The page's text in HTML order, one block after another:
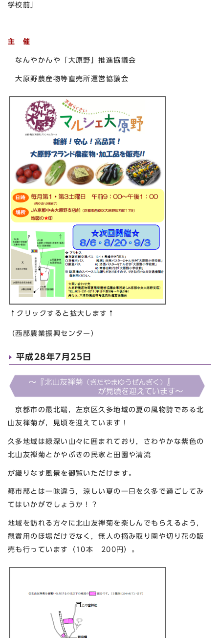
学校前」
主 催
なんやかんや「大原野」推進協議会
大原野農産物等直売所運営協議会
↑クリックすると拡大します↑
（西部農業振興センター）
平成28年7月25日
京都市の最北端，左京区久多地域の夏の風物詩である北
山友禅菊が，見頃を迎えています！
久多地域は緑深い山々に囲まれており，さわやかな紫色の
北山友禅菊とかやぶきの民家と田園や清流
が織りなす風景を御覧いただけます。
都市部とは一味違う，涼しい夏の一日を久多で過ごしてみ
てはいかがでしょうか！？
地域を訪れる方々に北山友禅菊を楽しんでもらえるよう，
観賞用のほ場だけでなく，無人の摘み取り園や切り花の販
売も行っています（10本 200円）。